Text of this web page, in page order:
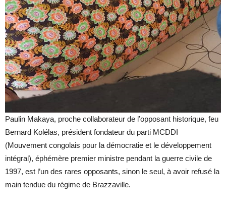
Paulin Makaya, proche collaborateur de l’opposant historique, feu
Bernard Kolélas, président fondateur du parti MCDDI
(Mouvement congolais pour la démocratie et le développement
intégral), éphémère premier ministre pendant la guerre civile de
1997, est l’un des rares opposants, sinon le seul, à avoir refusé la
main tendue du régime de Brazzaville.